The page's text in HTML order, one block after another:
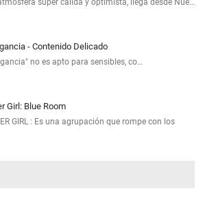
súper cálida y optimista, llega desde Nue…
- Contenido Delicado
no es apto para sensibles, co…
Girl: Blue Room
GIRL : Es una agrupación que rompe con los